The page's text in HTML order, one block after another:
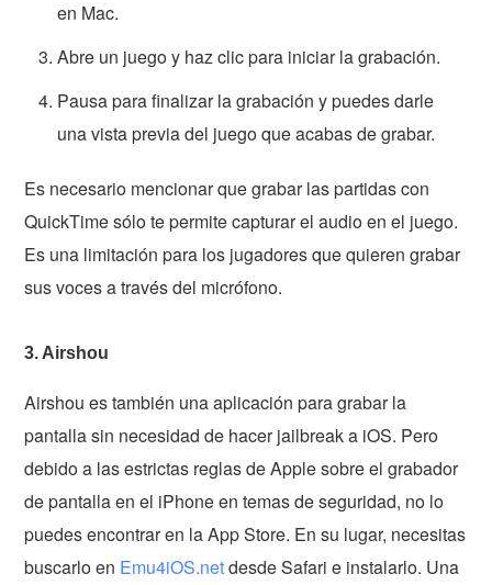
en Mac.
Abre un juego y haz clic para iniciar la grabación.
Pausa para finalizar la grabación y puedes darle
una vista previa del juego que acabas de grabar.
Es necesario mencionar que grabar las partidas con
QuickTime sólo te permite capturar el audio en el juego.
Es una limitación para los jugadores que quieren grabar
sus voces a través del micrófono.
3. Airshou
Airshou es también una aplicación para grabar la
pantalla sin necesidad de hacer jailbreak a iOS. Pero
debido a las estrictas reglas de Apple sobre el grabador
de pantalla en el iPhone en temas de seguridad, no lo
puedes encontrar en la App Store. En su lugar, necesitas
buscarlo en Emu4iOS.netdesde Safari e instalarlo. Una